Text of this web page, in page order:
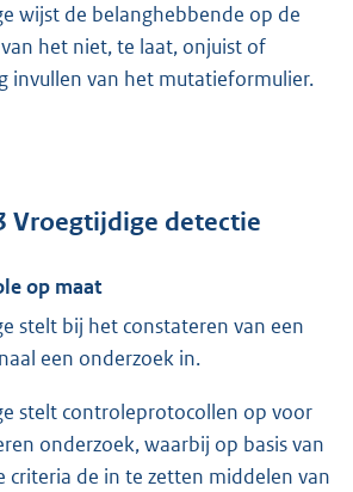
wijst de belanghebbende op de
het niet, te laat, onjuist of
invullen van het mutatieformulier.
Vroegtijdige detectie
op maat
stelt bij het constateren van een
een onderzoek in.
stelt controleprotocollen op voor
onderzoek, waarbij op basis van
criteria de in te zetten middelen van